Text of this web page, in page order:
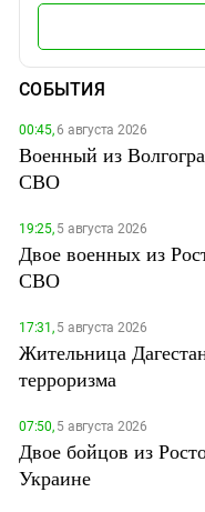
СОБЫТИЯ
00:45,6 августа 2026
Военный из
СВО
19:25,5 августа 2026
Двое военных из
СВО
17:31,5 августа 2026
Жительница
терроризма
07:50,5 августа 2026
Двое бойцов из
Украине